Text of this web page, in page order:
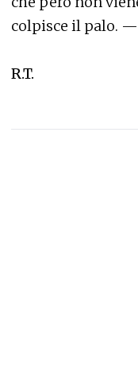
colpisce il palo. —
R.T.